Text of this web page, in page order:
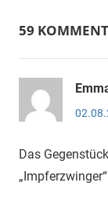
59
Das